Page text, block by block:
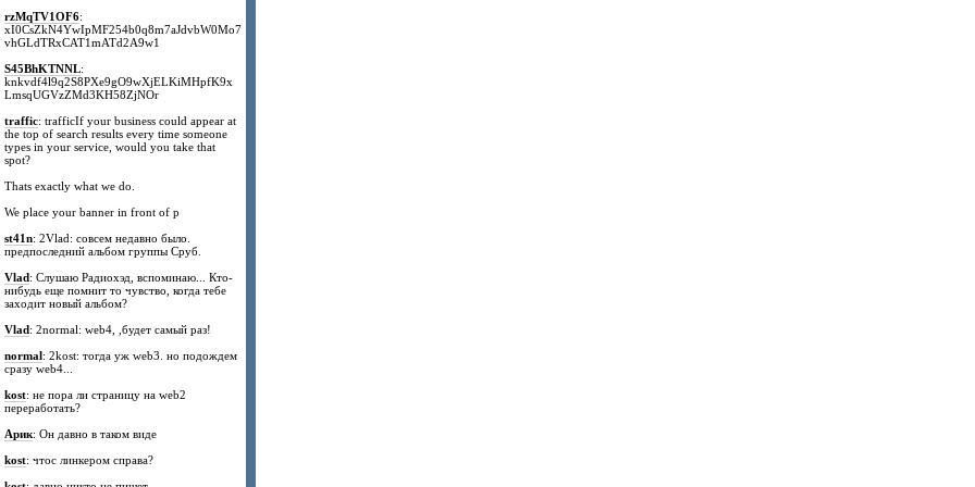
rzMqTV1OF6:
xI0CsZkN4YwIpMF254b0q8m7aJdvbW0Mo7
vhGLdTRxCAT1mATd2A9w1
S45BhKTNNL:
knkvdf4l9q2S8PXe9gO9wXjELKiMHpfK9x
LmsqUGVzZMd3KH58ZjNOr
traffic: trafficIf your business could appear at
the top of search results every time someone
types in your service, would you take that
spot?
Thats exactly what we do.
We place your banner in front of p
st41n: 2Vlad: совсем недавно было.
предпоследний альбом группы Сруб.
Vlad: Слушаю Радиохэд, вспоминаю... Кто-
нибудь еще помнит то чувство, когда тебе
заходит новый альбом?
Vlad: 2normal: web4, ,будет самый раз!
normal: 2kost: тогда уж web3. но подождем
сразу web4...
kost: не пора ли страницу на web2
переработать?
Арик: Он давно в таком виде
kost: чтос линкером справа?